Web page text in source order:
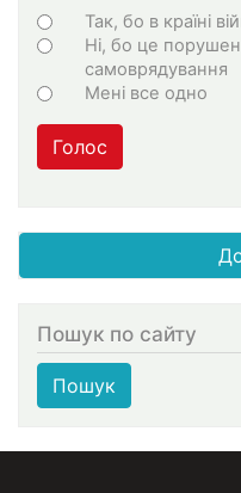
Варіанти
Так, бо в країні
Ні, бо це
самоврядування
Мені все одно
Голос
Пошук по сайту
Пошук